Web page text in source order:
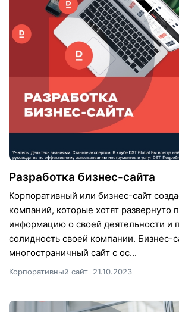
Разработка бизнес-сайта
Корпоративный или бизнес-сайт
компаний, которые хотят развернуто
информацию о своей деятельности и
солидность своей компании. Бизнес-
многостраничный сайт с ос...
Корпоративный сайт 21.10.2023